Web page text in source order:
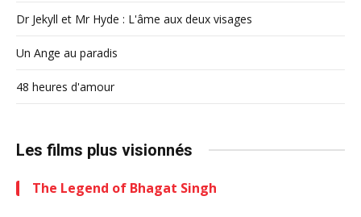
Dr Jekyll et Mr Hyde : L'âme aux deux visages
Un Ange au paradis
48 heures d'amour
Les films plus visionnés
The Legend of Bhagat Singh